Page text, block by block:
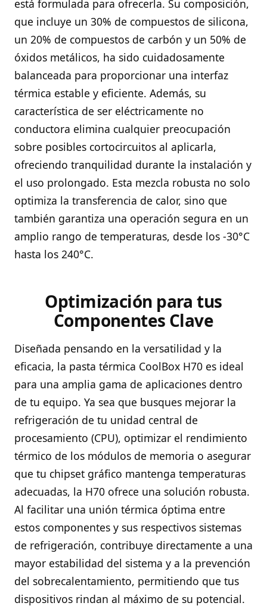
está formulada para ofrecerla. Su composición,
que incluye un 30% de compuestos de silicona,
un 20% de compuestos de carbón y un 50% de
óxidos metálicos, ha sido cuidadosamente
balanceada para proporcionar una interfaz
térmica estable y eficiente. Además, su
característica de ser eléctricamente no
conductora elimina cualquier preocupación
sobre posibles cortocircuitos al aplicarla,
ofreciendo tranquilidad durante la instalación y
el uso prolongado. Esta mezcla robusta no solo
optimiza la transferencia de calor, sino que
también garantiza una operación segura en un
amplio rango de temperaturas, desde los -30°C
hasta los 240°C.
Optimización para tus
Componentes Clave
Diseñada pensando en la versatilidad y la
eficacia, la pasta térmica CoolBox H70 es ideal
para una amplia gama de aplicaciones dentro
de tu equipo. Ya sea que busques mejorar la
refrigeración de tu unidad central de
procesamiento (CPU), optimizar el rendimiento
térmico de los módulos de memoria o asegurar
que tu chipset gráfico mantenga temperaturas
adecuadas, la H70 ofrece una solución robusta.
Al facilitar una unión térmica óptima entre
estos componentes y sus respectivos sistemas
de refrigeración, contribuye directamente a una
mayor estabilidad del sistema y a la prevención
del sobrecalentamiento, permitiendo que tus
dispositivos rindan al máximo de su potencial.